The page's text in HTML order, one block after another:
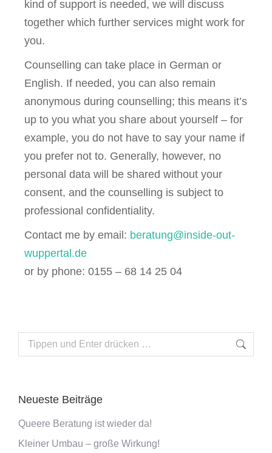
kind of support is needed, we will discuss
together which further services might work for
you.
Counselling can take place in German or
English. If needed, you can also remain
anonymous during counselling; this means it’s
up to you what you share about yourself – for
example, you do not have to say your name if
you prefer not to. Generally, however, no
personal data will be shared without your
consent, and the counselling is subject to
professional confidentiality.
Contact me by email: beratung@inside-out-
wuppertal.de
or by phone: 0155 – 68 14 25 04
Neueste Beiträge
Queere Beratung ist wieder da!
Kleiner Umbau – große Wirkung!